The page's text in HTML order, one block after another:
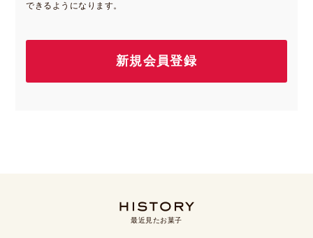
できるようになります。
最近見たお菓子